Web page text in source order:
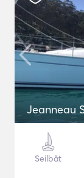
Jeanneau
Seilbåt